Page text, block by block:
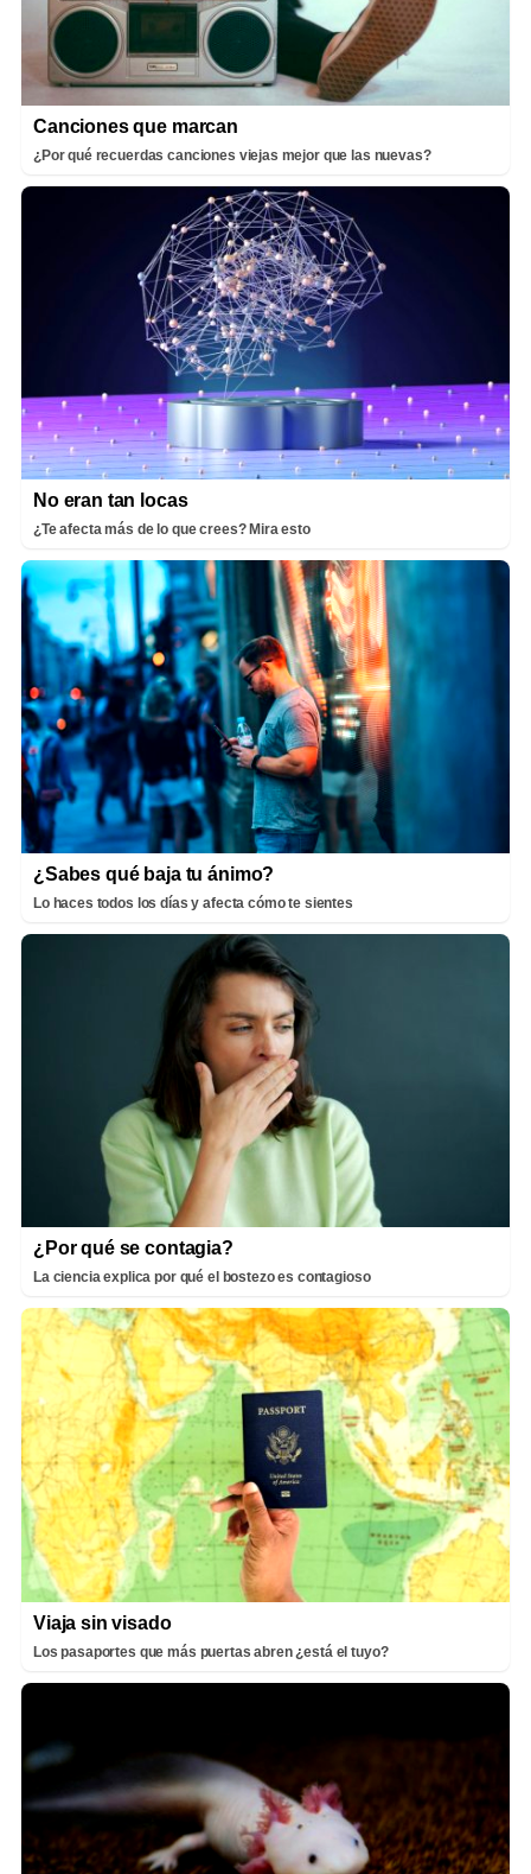
Canciones que marcan
¿Por qué recuerdas canciones viejas mejor que las nuevas?
No eran tan locas
¿Te afecta más de lo que crees? Mira esto
¿Sabes qué baja tu ánimo?
Lo haces todos los días y afecta cómo te sientes
¿Por qué se contagia?
La ciencia explica por qué el bostezo es contagioso
Viaja sin visado
Los pasaportes que más puertas abren ¿está el tuyo?